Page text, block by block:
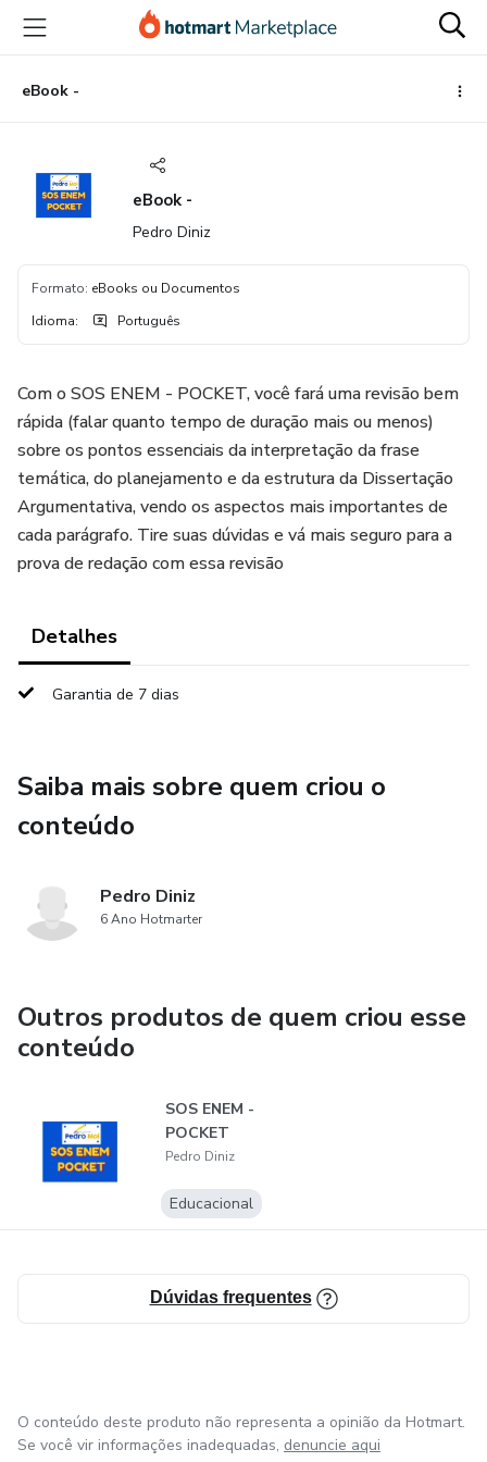
para
conteúdo
principal
para
pagamento
para
rodapé
eBook -
eBook -
Pedro Diniz
Formato: eBooks ou Documentos
Idioma: Português
Com o SOS ENEM - POCKET, você fará uma revisão bem
rápida (falar quanto tempo de duração mais ou menos)
sobre os pontos essenciais da interpretação da frase
temática, do planejamento e da estrutura da Dissertação
Argumentativa, vendo os aspectos mais importantes de
cada parágrafo. Tire suas dúvidas e vá mais seguro para a
prova de redação com essa revisão
Detalhes
Garantia de 7 dias
Saiba mais sobre quem criou o
conteúdo
Pedro Diniz
6 Ano Hotmarter
Outros produtos de quem criou esse
conteúdo
SOS ENEM -
POCKET
Pedro Diniz
Educacional
Dúvidas frequentes
O conteúdo deste produto não representa a opinião da Hotmart.
Se você vir informações inadequadas, denuncie aqui